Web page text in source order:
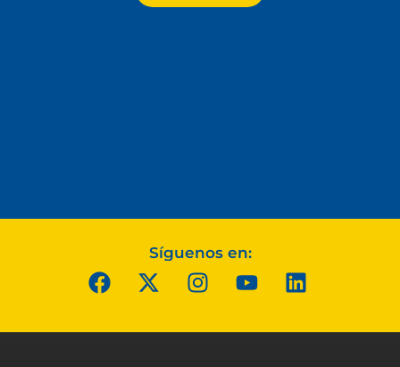
Síguenos en: